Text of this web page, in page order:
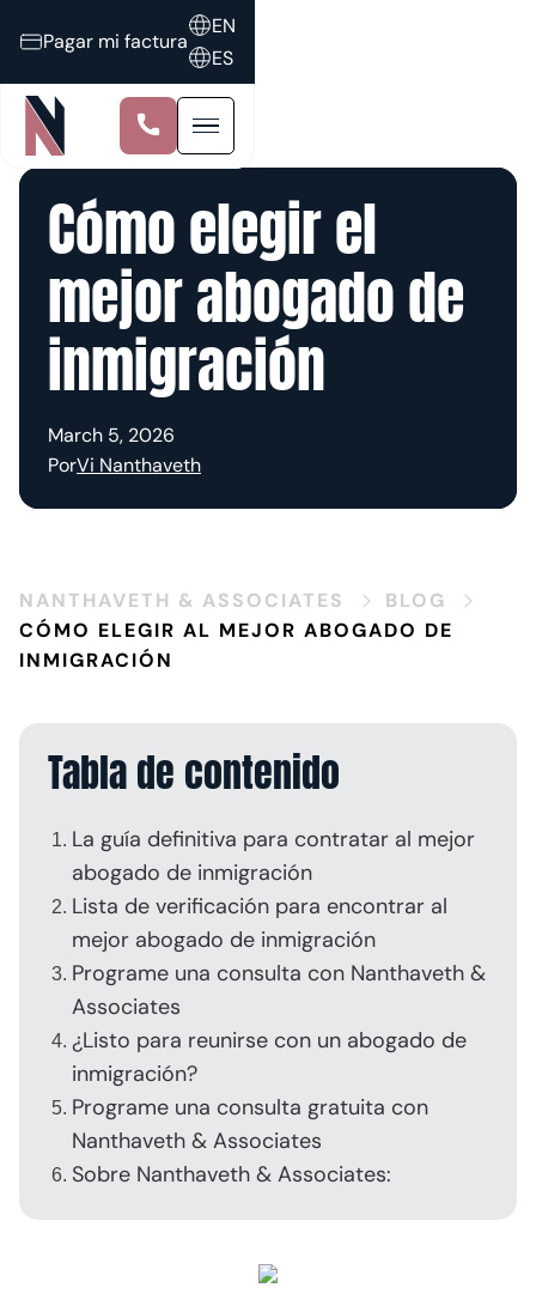
Pagar mi factura
EN
ES
Cómo elegir el
mejor abogado de
inmigración
March 5, 2026
PorVi Nanthaveth
NANTHAVETH & ASSOCIATES
BLOG
CÓMO ELEGIR AL MEJOR ABOGADO DE
INMIGRACIÓN
Tabla de contenido
La guía definitiva para contratar al mejor
abogado de inmigración
Lista de verificación para encontrar al
mejor abogado de inmigración
Programe una consulta con Nanthaveth &
Associates
¿Listo para reunirse con un abogado de
inmigración?
Programe una consulta gratuita con
Nanthaveth & Associates
Sobre Nanthaveth & Associates: